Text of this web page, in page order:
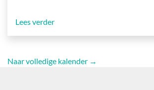
Lees verder
Naar volledige kalender →